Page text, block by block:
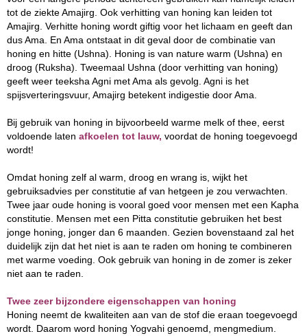
tot de ziekte Amajirg. Ook verhitting van honing kan leiden tot
Amajirg. Verhitte honing wordt giftig voor het lichaam en geeft dan
dus Ama. En Ama ontstaat in dit geval door de combinatie van
honing en hitte (Ushna). Honing is van nature warm (Ushna) en
droog (Ruksha). Tweemaal Ushna (door verhitting van honing)
geeft weer teeksha Agni met Ama als gevolg. Agni is het
spijsverteringsvuur, Amajirg betekent indigestie door Ama.
Bij gebruik van honing in bijvoorbeeld warme melk of thee, eerst
voldoende laten afkoelen tot lauw, voordat de honing toegevoegd
wordt!
Omdat honing zelf al warm, droog en wrang is, wijkt het
gebruiksadvies per constitutie af van hetgeen je zou verwachten.
Twee jaar oude honing is vooral goed voor mensen met een Kapha
constitutie. Mensen met een Pitta constitutie gebruiken het best
jonge honing, jonger dan 6 maanden. Gezien bovenstaand zal het
duidelijk zijn dat het niet is aan te raden om honing te combineren
met warme voeding. Ook gebruik van honing in de zomer is zeker
niet aan te raden.
Twee zeer bijzondere eigenschappen van honing
Honing neemt de kwaliteiten aan van de stof die eraan toegevoegd
wordt. Daarom word honing Yogvahi genoemd, mengmedium.